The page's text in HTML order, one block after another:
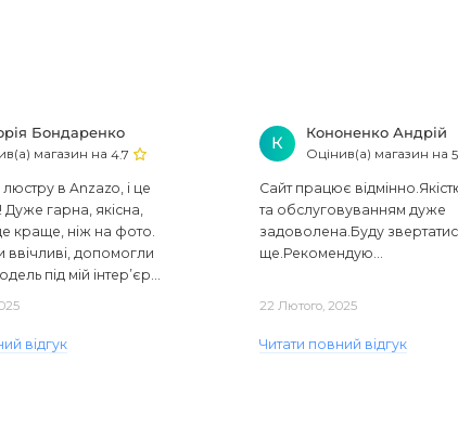
Бондаренко
магазин на4.7
в Anzazo, і це
Дуже гарна, якісна,
краще, ніж на фото.
допомогли
під мій інтер’єр...
відгук
К
Кононенко Андрій
Оцінив(а) магазин на
Сайт працює
та обслуговуванням дуже
задоволена.Буду
ще.Рекомендую...
22 Лютого, 2025
Читати повний відгук